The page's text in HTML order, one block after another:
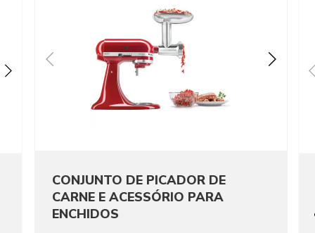
CONJUNTO DE PICADOR DE
CARNE E ACESSÓRIO PARA
ENCHIDOS